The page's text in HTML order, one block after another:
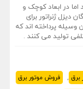
اما در ابعاد کوچک و
دیزل ژنراتور برای
وسیله پرداخته اند که
تولید می کنند .
برق ,
فروش موتور برق